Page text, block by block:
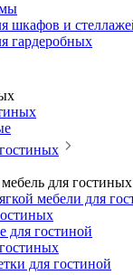
шкафов и
гардеробных
для гостиных
мебели для
для гостиной
для гостиной